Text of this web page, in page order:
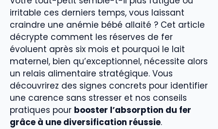
irritable ces derniers temps, vous laissant
craindre une anémie bébé allaité ? Cet article
décrypte comment les réserves de fer
évoluent après six mois et pourquoi le lait
maternel, bien qu’exceptionnel, nécessite alors
un relais alimentaire stratégique. Vous
découvrirez des signes concrets pour identifier
une carence sans stresser et nos conseils
pratiques pour booster l’absorption du fer
grâce à une diversification réussie.